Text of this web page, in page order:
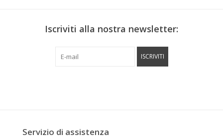
Iscriviti alla nostra newsletter:
ISCRIVITI
Servizio di assistenza